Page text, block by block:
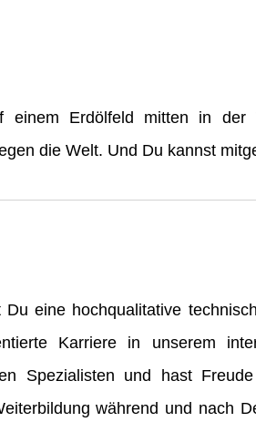
Erdölfeld mitten in der
die Welt. Und Du kannst
eine hochqualitative
Karriere in unserem
Spezialisten und hast
während und nach